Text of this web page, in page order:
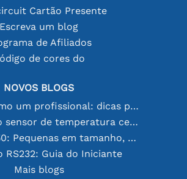
Cartão Presente
Escreva um blog
de Afiliados
de cores do
NOVOS BLOGS
Soldando como um profissional: dicas para conexões eletrônicas perfeitas
Escolhendo o sensor de temperatura certo [youtube]
Baterias 18650: Pequenas em tamanho, grandes em desempenho
RS232: Guia do Iniciante
Mais blogs